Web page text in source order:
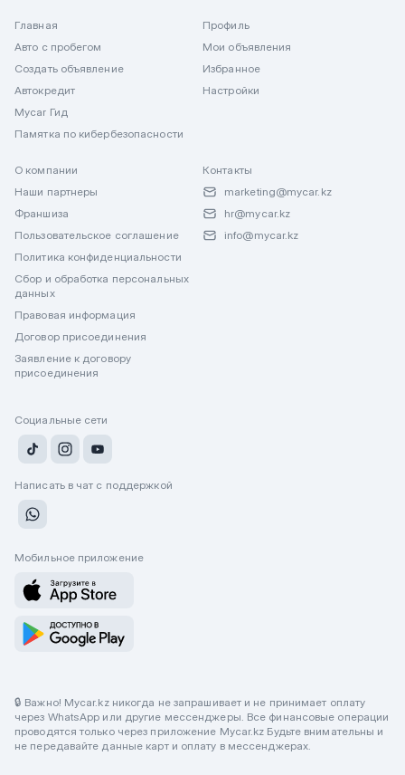
Главная
Авто с пробегом
Создать объявление
Автокредит
Mycar Гид
Памятка по кибербезопасности
Профиль
Мои объявления
Избранное
Настройки
О компании
Наши партнеры
Франшиза
Пользовательское соглашение
Политика конфиденциальности
Сбор и обработка персональных
данных
Правовая информация
Договор присоединения
Заявление к договору
присоединения
Контакты
marketing@mycar.kz
hr@mycar.kz
info@mycar.kz
Социальные сети
Написать в чат с поддержкой
Мобильное приложение
🔒 Важно! Mycar.kz никогда не запрашивает и не принимает оплату
через WhatsApp или другие мессенджеры. Все финансовые операции
проводятся только через приложение Mycar.kz Будьте внимательны и
не передавайте данные карт и оплату в мессенджерах.